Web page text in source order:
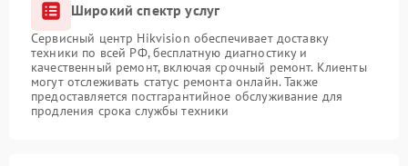
Широкий спектр услуг
Сервисный центр Hikvision обеспечивает доставку
техники по всей РФ, бесплатную диагностику и
качественный ремонт, включая срочный ремонт. Клиенты
могут отслеживать статус ремонта онлайн. Также
предоставляется постгарантийное обслуживание для
продления срока службы техники